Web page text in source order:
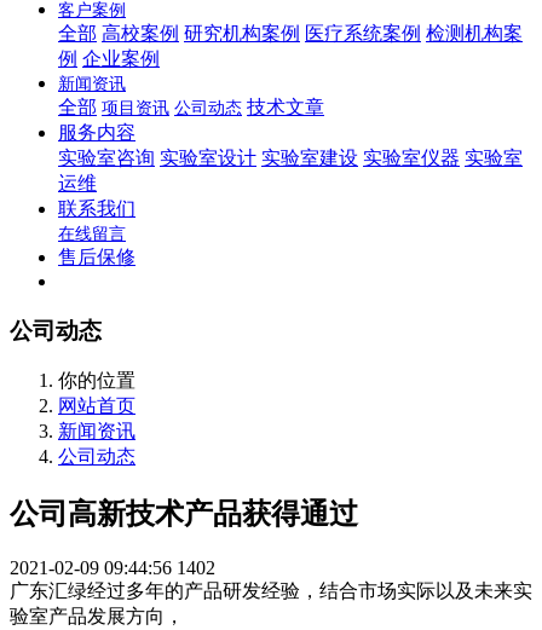
客户案例
全部 高校案例 研究机构案例 医疗系统案例 检测机构案
例 企业案例
新闻资讯
全部 项目资讯 公司动态 技术文章
服务内容
实验室咨询 实验室设计 实验室建设 实验室仪器 实验室
运维
联系我们
在线留言
售后保修
公司动态
你的位置
网站首页
新闻资讯
公司动态
公司高新技术产品获得通过
2021-02-09 09:44:56 1402
广东汇绿经过多年的产品研发经验，结合市场实际以及未来实
验室产品发展方向，